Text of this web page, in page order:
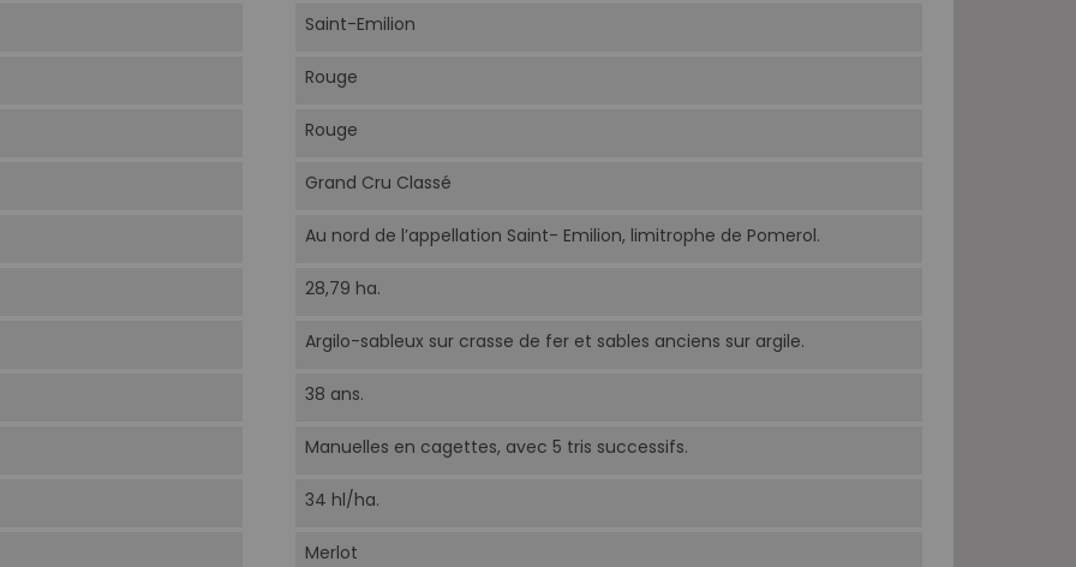
Saint-Emilion
Rouge
Rouge
Grand Cru Classé
Au nord de l’appellation Saint- Emilion, limitrophe de Pomerol.
28,79 ha.
Argilo-sableux sur crasse de fer et sables anciens sur argile.
38 ans.
Manuelles en cagettes, avec 5 tris successifs.
34 hl/ha.
Merlot